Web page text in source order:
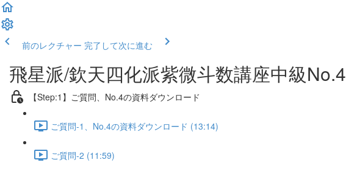
前のレクチャー 完了して次に進む
飛星派/欽天四化派紫微斗数講座中級No.4
【Step:1】ご質問、No.4の資料ダウンロード
ご質問-1、No.4の資料ダウンロード (13:14)
ご質問-2 (11:59)